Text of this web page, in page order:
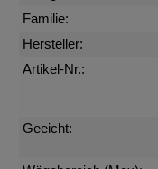
Familie:
Hersteller:
Artikel-Nr.:
Geeicht: